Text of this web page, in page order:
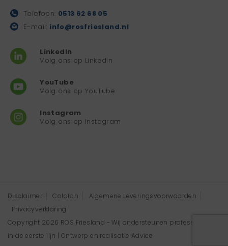
Telefoon: 0513 62 68 05
E-mail: info@rosfriesland.nl
LinkedIn
Volg ons op Linkedin
YouTube
Volg ons op YouTube
Instagram
Volg ons op Instagram
Disclaimer Colofon
Algemene Leveringsvoorwaarden
Privacyverklaring
Copyright 2026 ROS Friesland - Wij ondersteunen professionals
in de eerste lijn | Ontwerp en realisatie Advice